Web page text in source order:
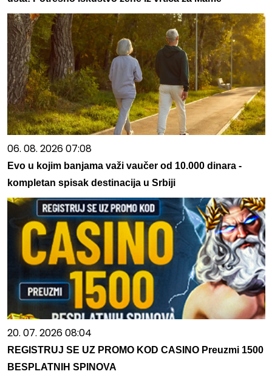
06. 08. 2026 07:08
Evo u kojim banjama važi vaučer od 10.000 dinara -
kompletan spisak destinacija u Srbiji
20. 07. 2026 08:04
REGISTRUJ SE UZ PROMO KOD CASINO Preuzmi 1500
BESPLATNIH SPINOVA